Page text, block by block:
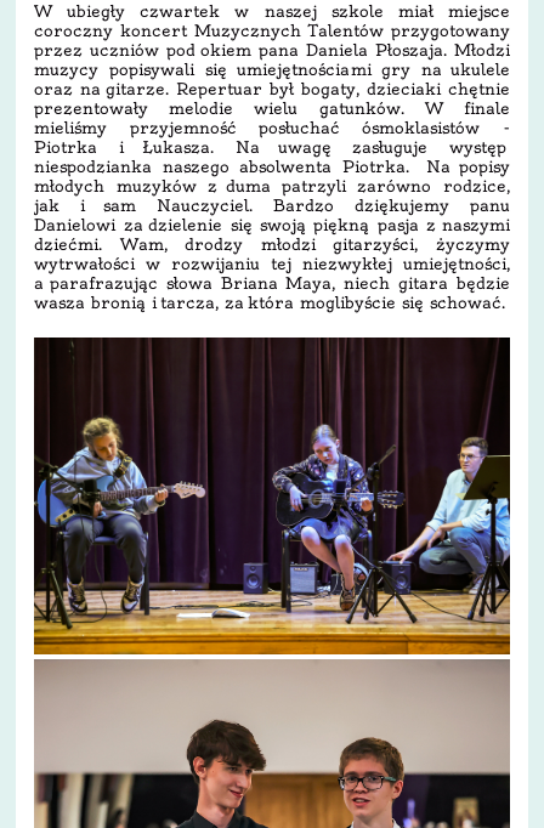
W ubiegły czwartek w naszej szkole miał miejsce
coroczny koncert Muzycznych Talentów przygotowany
przez uczniów pod okiem pana Daniela Płoszaja. Młodzi
muzycy popisywali się umiejętnościami gry na ukulele
oraz na gitarze. Repertuar był bogaty, dzieciaki chętnie
prezentowały melodie wielu gatunków. W finale
mieliśmy przyjemność posłuchać ósmoklasistów -
Piotrka i Łukasza. Na uwagę zasługuje występ
niespodzianka naszego absolwenta Piotrka. Na popisy
młodych muzyków z duma patrzyli zarówno rodzice,
jak i sam Nauczyciel. Bardzo dziękujemy panu
Danielowi za dzielenie się swoją piękną pasja z naszymi
dziećmi. Wam, drodzy młodzi gitarzyści, życzymy
wytrwałości w rozwijaniu tej niezwykłej umiejętności,
a parafrazując słowa Briana Maya, niech gitara będzie
wasza bronią i tarcza, za która moglibyście się schować.